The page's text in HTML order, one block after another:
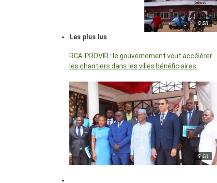
© DR
Les plus lus
RCA-PROVIR : le gouvernement veut accélérer
les chantiers dans les villes bénéficiaires
© DR